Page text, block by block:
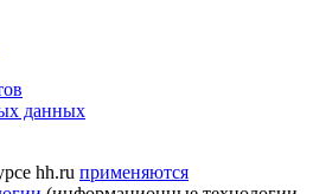
данных
hh.ru применяются